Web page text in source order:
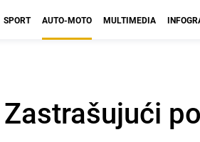
SPORT AUTO-MOTO MULTIMEDIA